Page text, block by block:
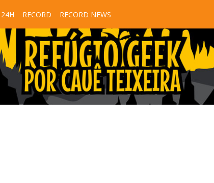
24H RECORD RECORD NEWS